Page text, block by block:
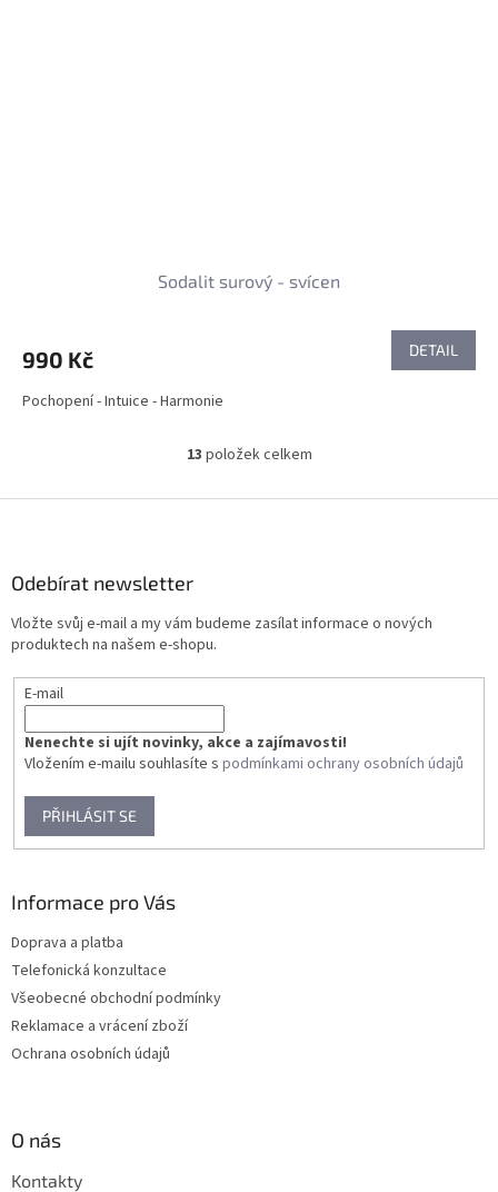
Sodalit surový - svícen
990 Kč DETAIL
Pochopení - Intuice - Harmonie
O
l
p
v
v
ý
u
13 položek celkem
Odebírat newsletter
Vložte svůj e-mail a my vám budeme zasílat informace o nových
produktech na našem e-shopu.
E-mail
Nenechte si ujít novinky, akce a zajímavosti!
Vložením e-mailu souhlasíte s podmínkami ochrany osobních údajů
PŘIHLÁSIT SE
Informace pro Vás
Doprava a platba
Telefonická konzultace
Všeobecné obchodní podmínky
Reklamace a vrácení zboží
Ochrana osobních údajů
O nás
Kontakty